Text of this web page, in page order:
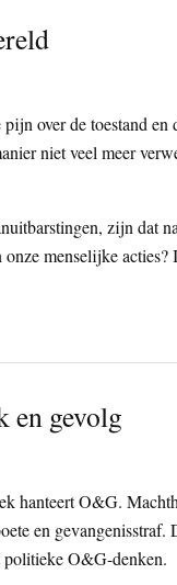
over de toestand
niet veel meer
zijn dat
onze menselijke
en gevolg
hanteert O&G.
en gevangenisstraf.
politieke O&G-denken.